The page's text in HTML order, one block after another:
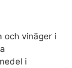
och vinäger i
i